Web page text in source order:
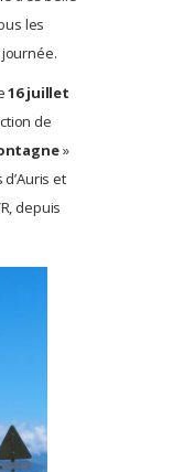
les
journée.
16 juillet
de
»
et
depuis